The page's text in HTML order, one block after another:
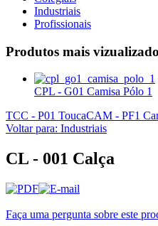
Industriais
Profissionais
Produtos mais
CPL - G01 Camisa Pólo 1
TCC - P01 ToucaCAM - PF1
Voltar para: Industriais
CL - 001 Calça
Faça uma pergunta sobre este